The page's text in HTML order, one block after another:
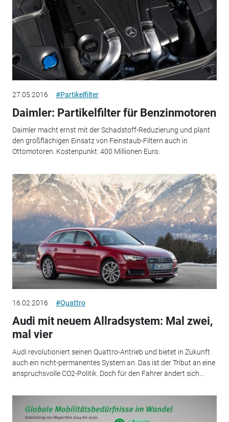
27.05.2016 #Partikelfilter
Daimler: Partikelfilter für Benzinmotoren
Daimler macht ernst mit der Schadstoff-Reduzierung und plant
den großflächigen Einsatz von Feinstaub-Filtern auch in
Ottomotoren. Kostenpunkt: 400 Millionen Euro.
16.02.2016 #Quattro
Audi mit neuem Allradsystem: Mal zwei,
mal vier
Audi revolutioniert seinen Quattro-Antrieb und bietet in Zukunft
auch ein nicht-permanentes System an. Das ist der Tribut an eine
anspruchsvolle CO2-Politik. Doch für den Fahrer ändert sich...